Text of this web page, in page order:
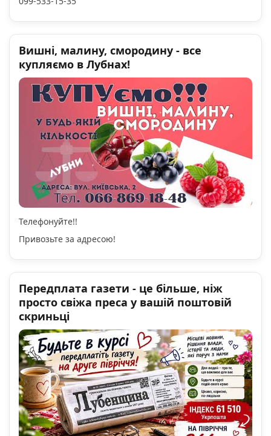
Вишні, малину, смородину - все
купляємо в Лубнах!
Телефонуйте!!
Привозьте за адресою!
Передплата газети - це більше, ніж
просто свіжа преса у вашій поштовій
скриньці